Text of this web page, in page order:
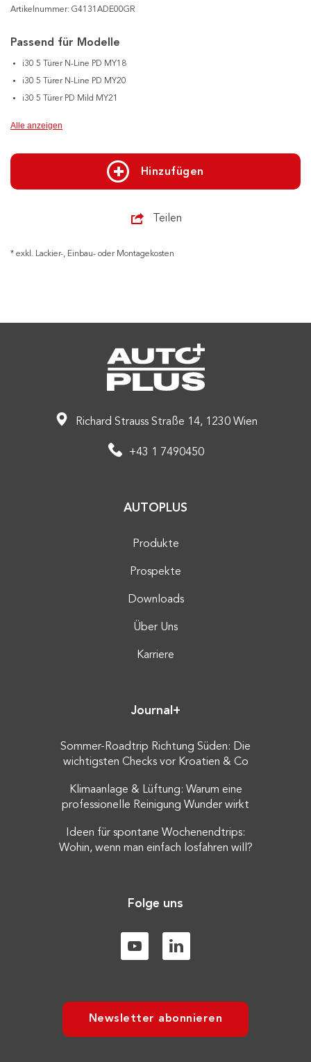
Artikelnummer: G4131ADE00GR
Passend für Modelle
i30 5 Türer N-Line PD MY18
i30 5 Türer N-Line PD MY20
i30 5 Türer PD Mild MY21
Alle anzeigen
Hinzufügen
Teilen
* exkl. Lackier-, Einbau- oder Montagekosten
Richard Strauss Straße 14, 1230 Wien
+43 1 7490450
AUTOPLUS
Produkte
Prospekte
Downloads
Über Uns
Karriere
Journal+
Sommer-Roadtrip Richtung Süden: Die
wichtigsten Checks vor Kroatien & Co
Klimaanlage & Lüftung: Warum eine
professionelle Reinigung Wunder wirkt
Ideen für spontane Wochenendtrips:
Wohin, wenn man einfach losfahren will?
Folge uns
Newsletter abonnieren